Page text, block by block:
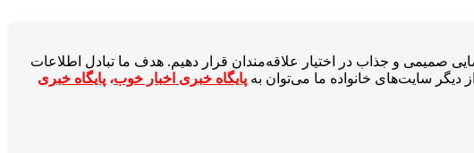
صمیمی و جذاب در اختیار علاقه‌مندان قرار دهیم. هدف ما تبادل اطلاعات
دیگر سایت‌های خانواده ما می‌توان به پایگاه خبری اخبار خوب، پایگاه خبری